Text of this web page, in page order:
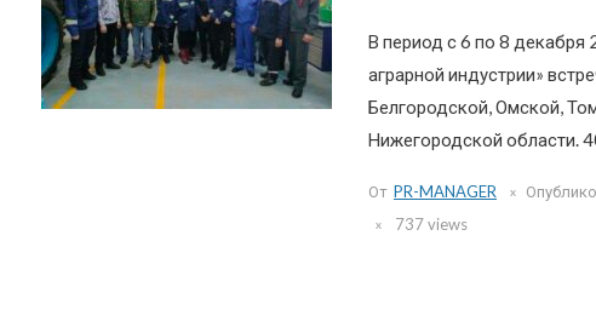
В период с 6 по 8
аграрной индустрии»
Белгородской, Омской,
Нижегородской области.
От PR-MANAGER
737 views